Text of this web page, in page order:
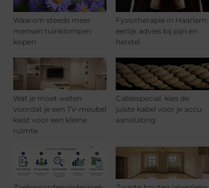
Waarom steeds meer
mensen tuinklompen
kopen
Fysiotherapie in Haarlem:
eerlijk advies bij pijn en
herstel
Wat je moet weten
voordat je een TV-meubel
kiest voor een kleine
ruimte
Cablespecial: kies de
juiste kabel voor je accu-
aansluiting